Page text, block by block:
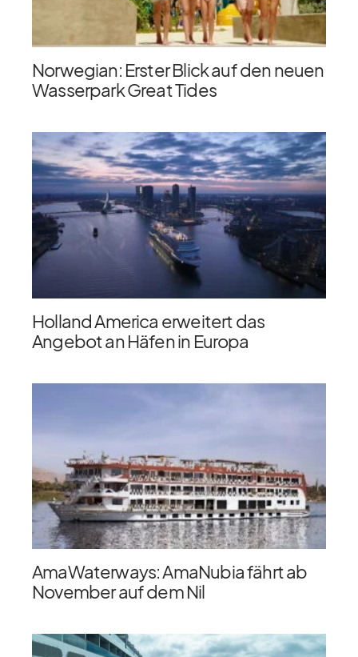
Norwegian: Erster Blick auf den neuen
Wasserpark Great Tides
Holland America erweitert das
Angebot an Häfen in Europa
AmaWaterways: AmaNubia fährt ab
November auf dem Nil